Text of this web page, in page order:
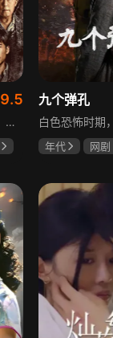
9.5
由金牌导演徐纪周执导，张译、张颂文、李一桐、张志坚、吴刚领衔主演，倪大红、韩童生、李建义特邀主演的中央政法委重点项目。一部扫黑除恶坚决斗争的回忆录，横跨20年的群像叙事全景式展现时代变迁下的黑白较量与复杂人性。
九个弹孔
年代
网剧